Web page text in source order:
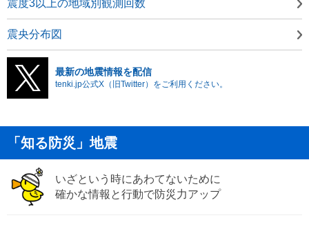
震度3以上の地域別観測回数
震央分布図
最新の地震情報を配信
tenki.jp公式X（旧Twitter）をご利用ください。
「知る防災」地震
いざという時にあわてないために
確かな情報と行動で防災力アップ